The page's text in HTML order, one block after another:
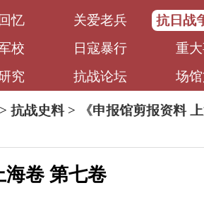
忆 关爱老兵 抗日战
校 日寇暴行 重
究 抗战论坛 场
> 抗战史料> 《申报馆剪报资料
海卷 第七卷